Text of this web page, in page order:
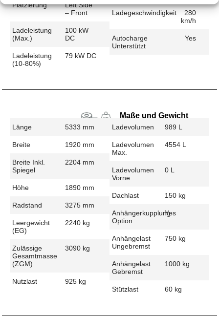
Platzierung
Left Side
– Front
Ladeleistung
(max.)
100 kW
DC
Ladeleistung
(10-80%)
79 kW DC
Ladegeschwindigkeit
280
km/h
Autocharge
Unterstützt
Yes
Maße und Gewicht
Länge 5333 mm
Breite 1920 mm
Breite Inkl.
Spiegel
2204 mm
Höhe 1890 mm
Radstand 3275 mm
Leergewicht
(EG)
2240 kg
Zulässige
Gesamtmasse
(zGM)
3090 kg
Nutzlast 925 kg
Ladevolumen 989 L
Ladevolumen
Max.
4554 L
Ladevolumen
Vorne
0 L
Dachlast 150 kg
Anhängerkupplung
Option
Yes
Anhängelast
Ungebremst
750 kg
Anhängelast
Gebremst
1000 kg
Stützlast 60 kg